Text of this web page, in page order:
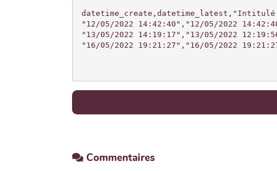
"12/05/2022 14:42:40","12/05/2022
"13/05/2022 14:19:17","13/05/2022
Commentaires